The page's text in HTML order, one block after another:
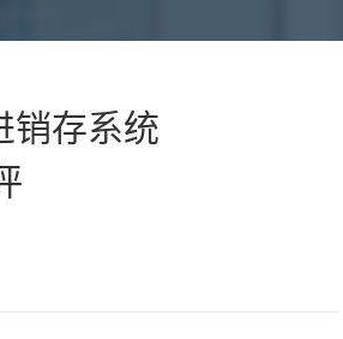
销存系统